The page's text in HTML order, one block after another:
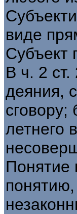
виде
Субъект
В ч. 2
деяния,
летнего
Понятие